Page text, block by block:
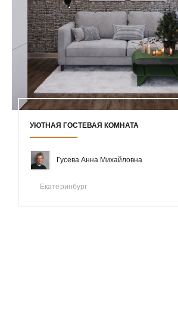
УЮТНАЯ ГОСТЕВАЯ КОМНАТА
Гусева Анна Михайловна
Екатеринбург